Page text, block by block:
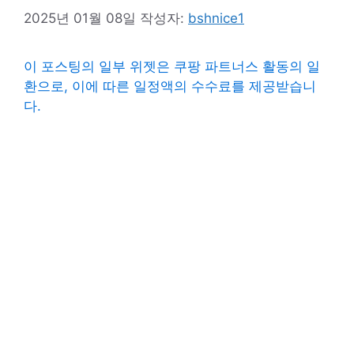
2025년 01월 08일 작성자: bshnice1
이 포스팅의 일부 위젯은 쿠팡 파트너스 활동의 일
환으로, 이에 따른 일정액의 수수료를 제공받습니
다.